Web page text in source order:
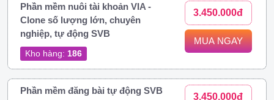
Phần mềm nuôi tài khoản VIA -
Clone số lượng lớn, chuyên
nghiệp, tự động SVB
Kho hàng: 186
3.450.000đ
MUA NGAY
Phần mềm đăng bài tự động SVB
3.450.000đ